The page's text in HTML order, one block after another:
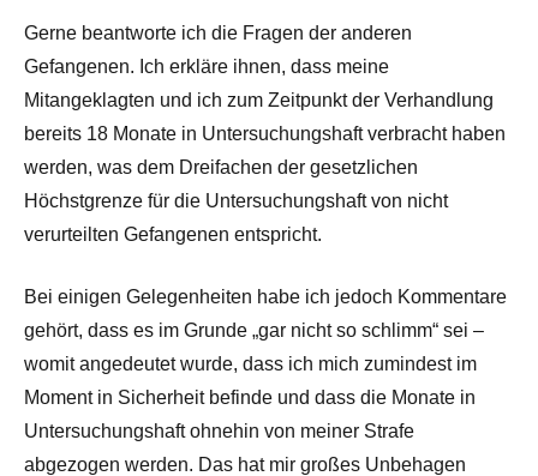
Gerne beantworte ich die Fragen der anderen
Gefangenen. Ich erkläre ihnen, dass meine
Mitangeklagten und ich zum Zeitpunkt der Verhandlung
bereits 18 Monate in Untersuchungshaft verbracht haben
werden, was dem Dreifachen der gesetzlichen
Höchstgrenze für die Untersuchungshaft von nicht
verurteilten Gefangenen entspricht.
Bei einigen Gelegenheiten habe ich jedoch Kommentare
gehört, dass es im Grunde „gar nicht so schlimm“ sei –
womit angedeutet wurde, dass ich mich zumindest im
Moment in Sicherheit befinde und dass die Monate in
Untersuchungshaft ohnehin von meiner Strafe
abgezogen werden. Das hat mir großes Unbehagen